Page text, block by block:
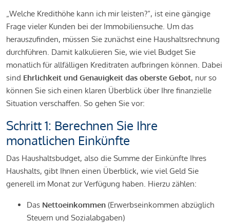
„Welche Kredithöhe kann ich mir leisten?“, ist eine gängige
Frage vieler Kunden bei der Immobiliensuche. Um das
herauszufinden, müssen Sie zunächst eine Haushaltsrechnung
durchführen. Damit kalkulieren Sie, wie viel Budget Sie
monatlich für allfälligen Kreditraten aufbringen können. Dabei
sind Ehrlichkeit und Genauigkeit das oberste Gebot, nur so
können Sie sich einen klaren Überblick über Ihre finanzielle
Situation verschaffen. So gehen Sie vor:
Schritt 1: Berechnen Sie Ihre
monatlichen Einkünfte
Das Haushaltsbudget, also die Summe der Einkünfte Ihres
Haushalts, gibt Ihnen einen Überblick, wie viel Geld Sie
generell im Monat zur Verfügung haben. Hierzu zählen:
Das Nettoeinkommen (Erwerbseinkommen abzüglich
Steuern und Sozialabgaben)